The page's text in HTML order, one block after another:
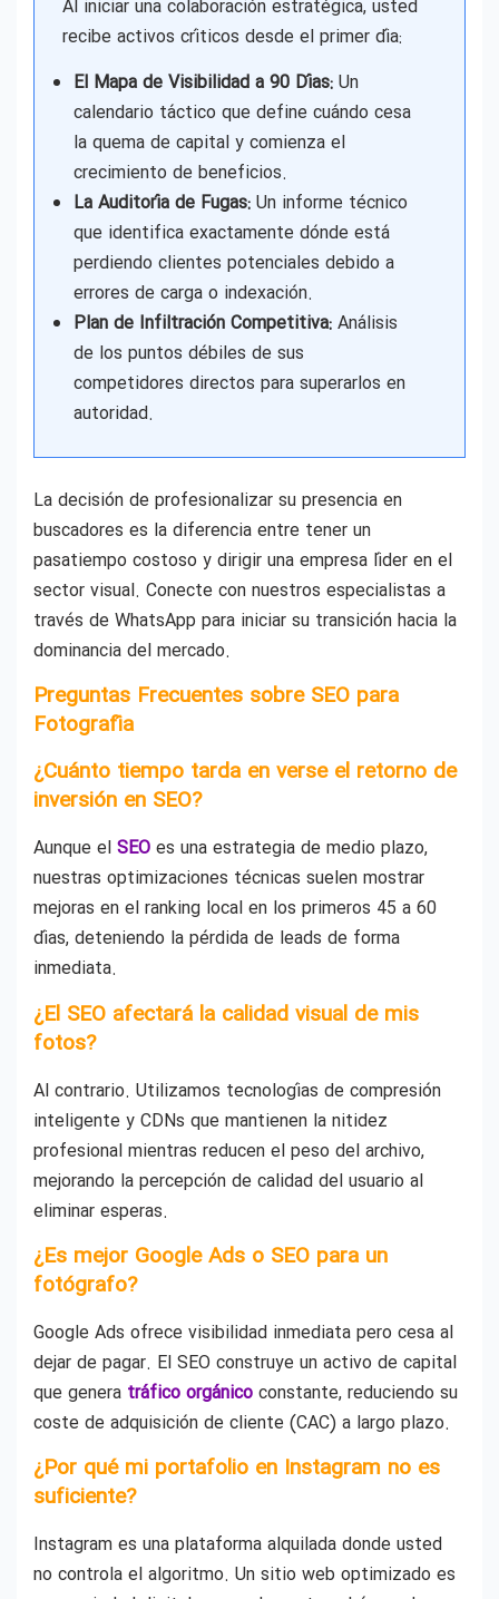
Al iniciar una colaboración estratégica, usted
recibe activos críticos desde el primer día:
El Mapa de Visibilidad a 90 Días: Un
calendario táctico que define cuándo cesa
la quema de capital y comienza el
crecimiento de beneficios.
La Auditoría de Fugas: Un informe técnico
que identifica exactamente dónde está
perdiendo clientes potenciales debido a
errores de carga o indexación.
Plan de Infiltración Competitiva: Análisis
de los puntos débiles de sus
competidores directos para superarlos en
autoridad.
La decisión de profesionalizar su presencia en
buscadores es la diferencia entre tener un
pasatiempo costoso y dirigir una empresa líder en el
sector visual. Conecte con nuestros especialistas a
través de WhatsApp para iniciar su transición hacia la
dominancia del mercado.
Preguntas Frecuentes sobre SEO para
Fotografía
¿Cuánto tiempo tarda en verse el retorno de
inversión en SEO?
Aunque el SEO es una estrategia de medio plazo,
nuestras optimizaciones técnicas suelen mostrar
mejoras en el ranking local en los primeros 45 a 60
días, deteniendo la pérdida de leads de forma
inmediata.
¿El SEO afectará la calidad visual de mis
fotos?
Al contrario. Utilizamos tecnologías de compresión
inteligente y CDNs que mantienen la nitidez
profesional mientras reducen el peso del archivo,
mejorando la percepción de calidad del usuario al
eliminar esperas.
¿Es mejor Google Ads o SEO para un
fotógrafo?
Google Ads ofrece visibilidad inmediata pero cesa al
dejar de pagar. El SEO construye un activo de capital
que genera tráfico orgánico constante, reduciendo su
coste de adquisición de cliente (CAC) a largo plazo.
¿Por qué mi portafolio en Instagram no es
suficiente?
Instagram es una plataforma alquilada donde usted
no controla el algoritmo. Un sitio web optimizado es